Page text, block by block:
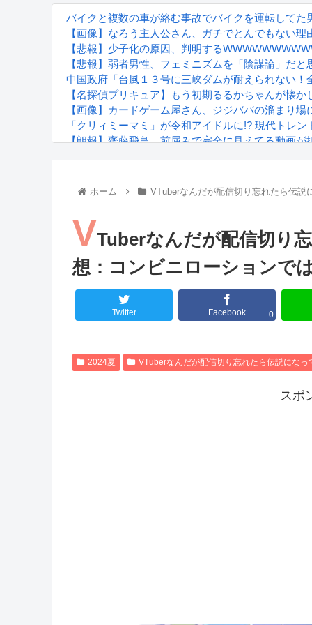
バイクと複数の車が絡む事故でバイクを運転して
【画像】なろう主人公さん、ガチでとんでもない
【悲報】少子化の原因、判明する
【悲報】弱者男性、フェミニズムを「陰謀論」だ
中国政府「台風１３号に三峡ダムが耐えられない
【名探偵プリキュア】もう初期るるかちゃんが懐か
【画像】カードゲーム屋さん、ジジババの溜まり
「クリィミーマミ」が令和アイドルに!? 現代トレ
【朗報】齋藤飛鳥、前屈みで完全に見えてる動画
るろうに剣心 -明治剣客浪漫譚- 京都動乱 第33話の
Powered by livedoor 相互RSS
ホーム VTuberなんだが配信切り忘れたら伝説
VTuberなんだが配信切り
想：コンビニローションで
Twitter Facebook 0
2024夏 VTuberなんだが配信切り忘れたら伝説になっ
スポ